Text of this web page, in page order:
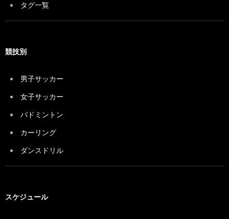
タグ一覧
競技別
男子サッカー
女子サッカー
バドミントン
カーリング
ダンスドリル
スケジュール